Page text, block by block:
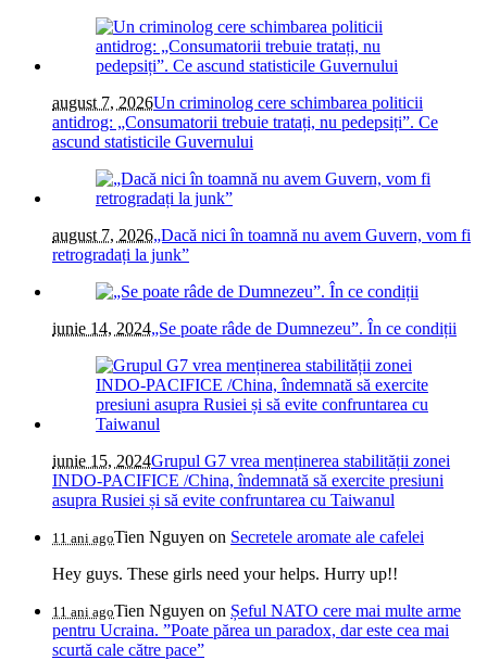
august 7, 2026Un criminolog cere schimbarea politicii
antidrog: „Consumatorii trebuie tratați, nu pedepsiți”. Ce
ascund statisticile Guvernului
august 7, 2026„Dacă nici în toamnă nu avem Guvern, vom fi
retrogradați la junk”
iunie 14, 2024„Se poate râde de Dumnezeu”. În ce condiții
iunie 15, 2024Grupul G7 vrea menținerea stabilității zonei
INDO-PACIFICE /China, îndemnată să exercite presiuni
asupra Rusiei și să evite confruntarea cu Taiwanul
11 ani agoTien Nguyen on Secretele aromate ale cafelei
Hey guys. These girls need your helps. Hurry up!!
11 ani agoTien Nguyen on Șeful NATO cere mai multe arme
pentru Ucraina. ”Poate părea un paradox, dar este cea mai
scurtă cale către pace”